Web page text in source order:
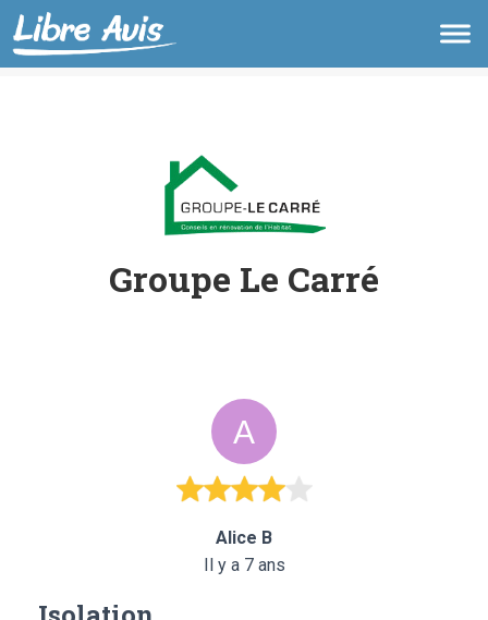
Groupe Le Carré
Alice B
Il y a 7 ans